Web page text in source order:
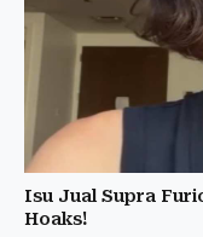
Isu Jual Supra
Hoaks!